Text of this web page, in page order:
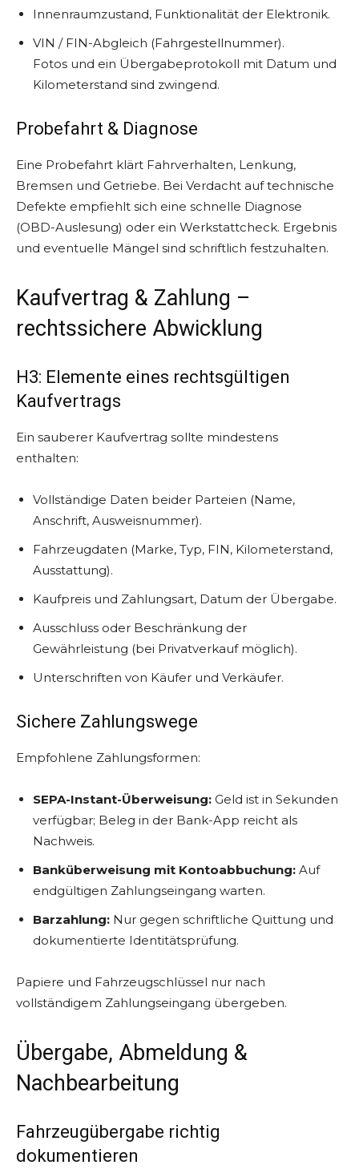
Innenraumzustand, Funktionalität der Elektronik.
VIN / FIN-Abgleich (Fahrgestellnummer).
Fotos und ein Übergabeprotokoll mit Datum und
Kilometerstand sind zwingend.
Probefahrt & Diagnose
Eine Probefahrt klärt Fahrverhalten, Lenkung,
Bremsen und Getriebe. Bei Verdacht auf technische
Defekte empfiehlt sich eine schnelle Diagnose
(OBD-Auslesung) oder ein Werkstattcheck. Ergebnis
und eventuelle Mängel sind schriftlich festzuhalten.
Kaufvertrag & Zahlung –
rechtssichere Abwicklung
H3: Elemente eines rechtsgültigen
Kaufvertrags
Ein sauberer Kaufvertrag sollte mindestens
enthalten:
Vollständige Daten beider Parteien (Name,
Anschrift, Ausweisnummer).
Fahrzeugdaten (Marke, Typ, FIN, Kilometerstand,
Ausstattung).
Kaufpreis und Zahlungsart, Datum der Übergabe.
Ausschluss oder Beschränkung der
Gewährleistung (bei Privatverkauf möglich).
Unterschriften von Käufer und Verkäufer.
Sichere Zahlungswege
Empfohlene Zahlungsformen:
SEPA-Instant-Überweisung: Geld ist in Sekunden
verfügbar; Beleg in der Bank-App reicht als
Nachweis.
Banküberweisung mit Kontoabbuchung: Auf
endgültigen Zahlungseingang warten.
Barzahlung: Nur gegen schriftliche Quittung und
dokumentierte Identitätsprüfung.
Papiere und Fahrzeugschlüssel nur nach
vollständigem Zahlungseingang übergeben.
Übergabe, Abmeldung &
Nachbearbeitung
Fahrzeugübergabe richtig
dokumentieren